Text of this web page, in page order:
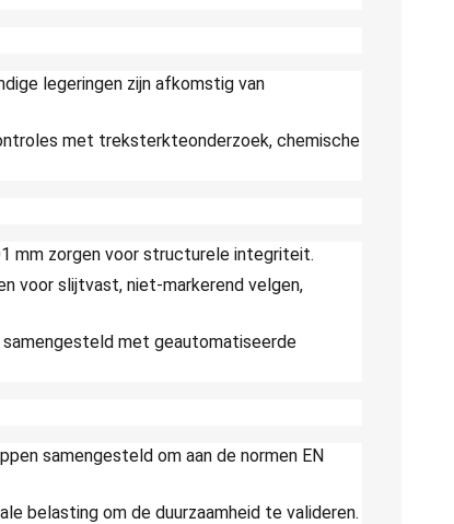
legeringen zijn afkomstig van
met treksterkteonderzoek, chemische
mm zorgen voor structurele integriteit.
voor slijtvast, niet-markerend velgen,
met geautomatiseerde
samengesteld om aan de normen EN
belasting om de duurzaamheid te valideren.